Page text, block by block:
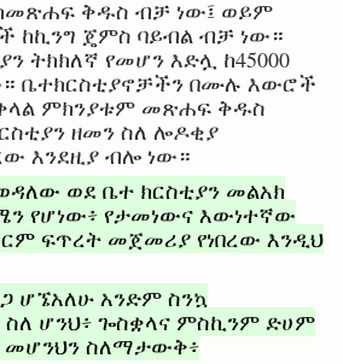
ቅዱስ ብቻ ነው፤ ወይም
ከኪንግ ጄምስ ባይብል ብቻ ነው።
ትክክለኛ የመሆን እድሏ ከ45000
ቤተክርስቲያኖቻችን በሙሉ እውሮች
ምክንያቱም መጽሐፍ ቅዱስ
ዘመን ስለ ሎዶቂያ
እንደዚያ ብሎ ነው።
ወደ ቤተ ክርስቲያን መልአክ
የሆነው፥ የታመነውና እውነተኛው
ፍጥረት መጀመሪያ የነበረው እንዲህ
ሆኜአለሁ አንድም ስንኳ
ሆንህ፥ ጐስቋላና ምስኪንም ድሀም
ስለማታውቅ፥